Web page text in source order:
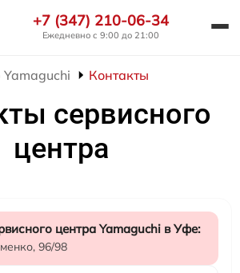
+7 (347) 210-06-34
Ежедневно с 9:00 до 21:00
Контакты
сервисного
центра
центра Yamaguchi в Уфе:
96/98